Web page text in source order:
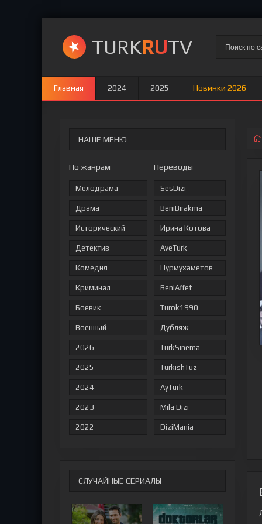
TURKRUTV
Главная 2024 2025 Новинки 2026
НАШЕ МЕНЮ
По жанрам
Мелодрама
Драма
Исторический
Детектив
Комедия
Криминал
Боевик
Военный
2026
2025
2024
2023
2022
Переводы
SesDizi
BeniBirakma
Ирина Котова
AveTurk
Нурмухаметов
BeniAffet
Turok1990
Дубляж
TurkSinema
TurkishTuz
AyTurk
Mila Dizi
DiziMania
СЛУЧАЙНЫЕ СЕРИАЛЫ